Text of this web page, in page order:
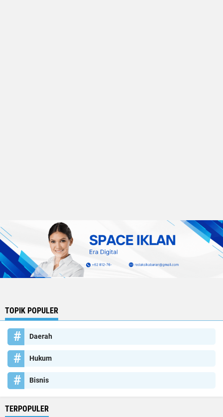
TOPIK POPULER
Daerah
Hukum
Bisnis
TERPOPULER